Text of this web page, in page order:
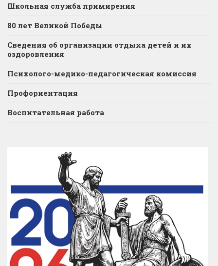
Школьная служба примирения
80 лет Великой Победы
Сведения об организации отдыха детей и их
оздоровления
Психолого-медико-педагогическая комиссия
Профориентация
Воспитательная работа